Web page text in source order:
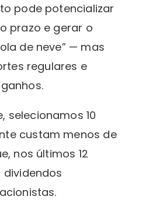
pode potencializar
prazo e gerar o
de neve” — mas
regulares e
selecionamos 10
custam menos de
nos últimos 12